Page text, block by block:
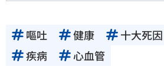
嘔吐 健康 十大死因
疾病
心血管